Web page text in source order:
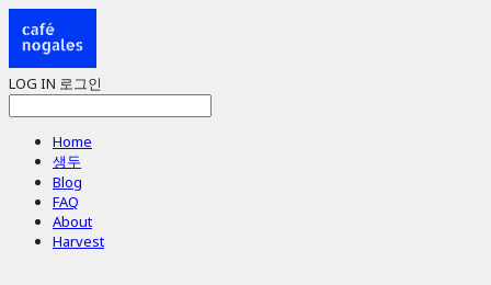
LOG IN 로그인
Home
생두
Blog
FAQ
About
Harvest